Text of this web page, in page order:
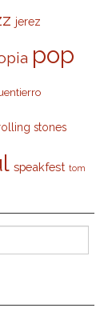
jerez
pop
stones
speakfest tom